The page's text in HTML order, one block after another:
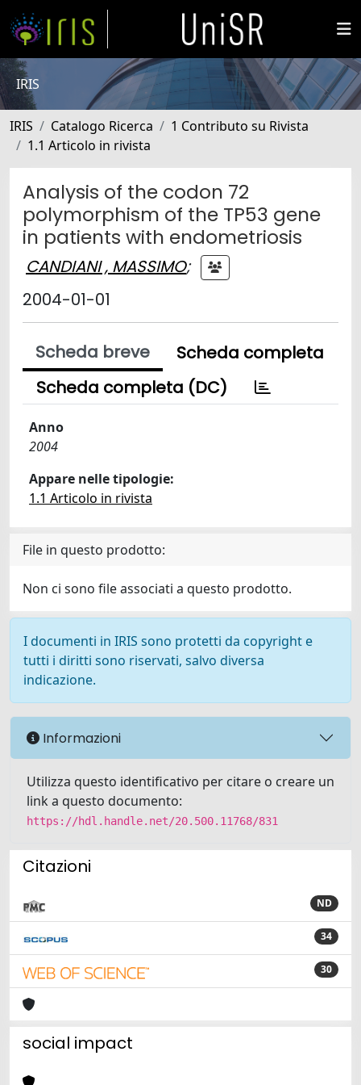
IRIS
IRIS Catalogo Ricerca
1 Contributo su Rivista
1.1 Articolo in rivista
Analysis of the codon 72
polymorphism of the TP53 gene
in patients with endometriosis
CANDIANI , MASSIMO;
2004-01-01
Scheda breve
Scheda completa
Scheda completa (DC)
Anno
2004
Appare nelle tipologie:
1.1 Articolo in rivista
File in questo prodotto:
Non ci sono file associati a questo prodotto.
I documenti in IRIS sono protetti da copyright e
tutti i diritti sono riservati, salvo diversa
indicazione.
Informazioni
Utilizza questo identificativo per citare o creare un
link a questo documento:
https://hdl.handle.net/20.500.11768/831
Citazioni
ND
34
30
social impact